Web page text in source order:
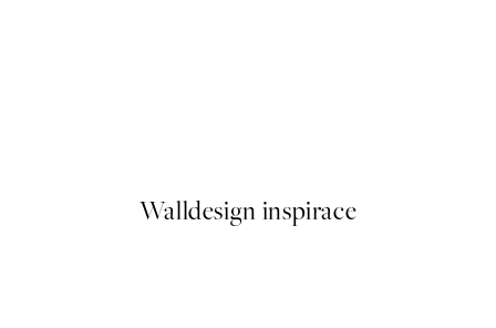
Walldesign inspirace